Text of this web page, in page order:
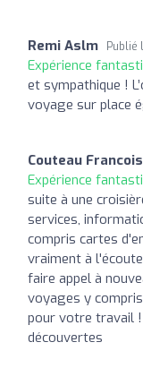
Remi Aslm Publié
Expérience
et sympathique !
voyage sur place
Couteau
Expérience
suite à une
services,
compris cartes
vraiment à
faire appel à
voyages y
pour votre travail
découvertes